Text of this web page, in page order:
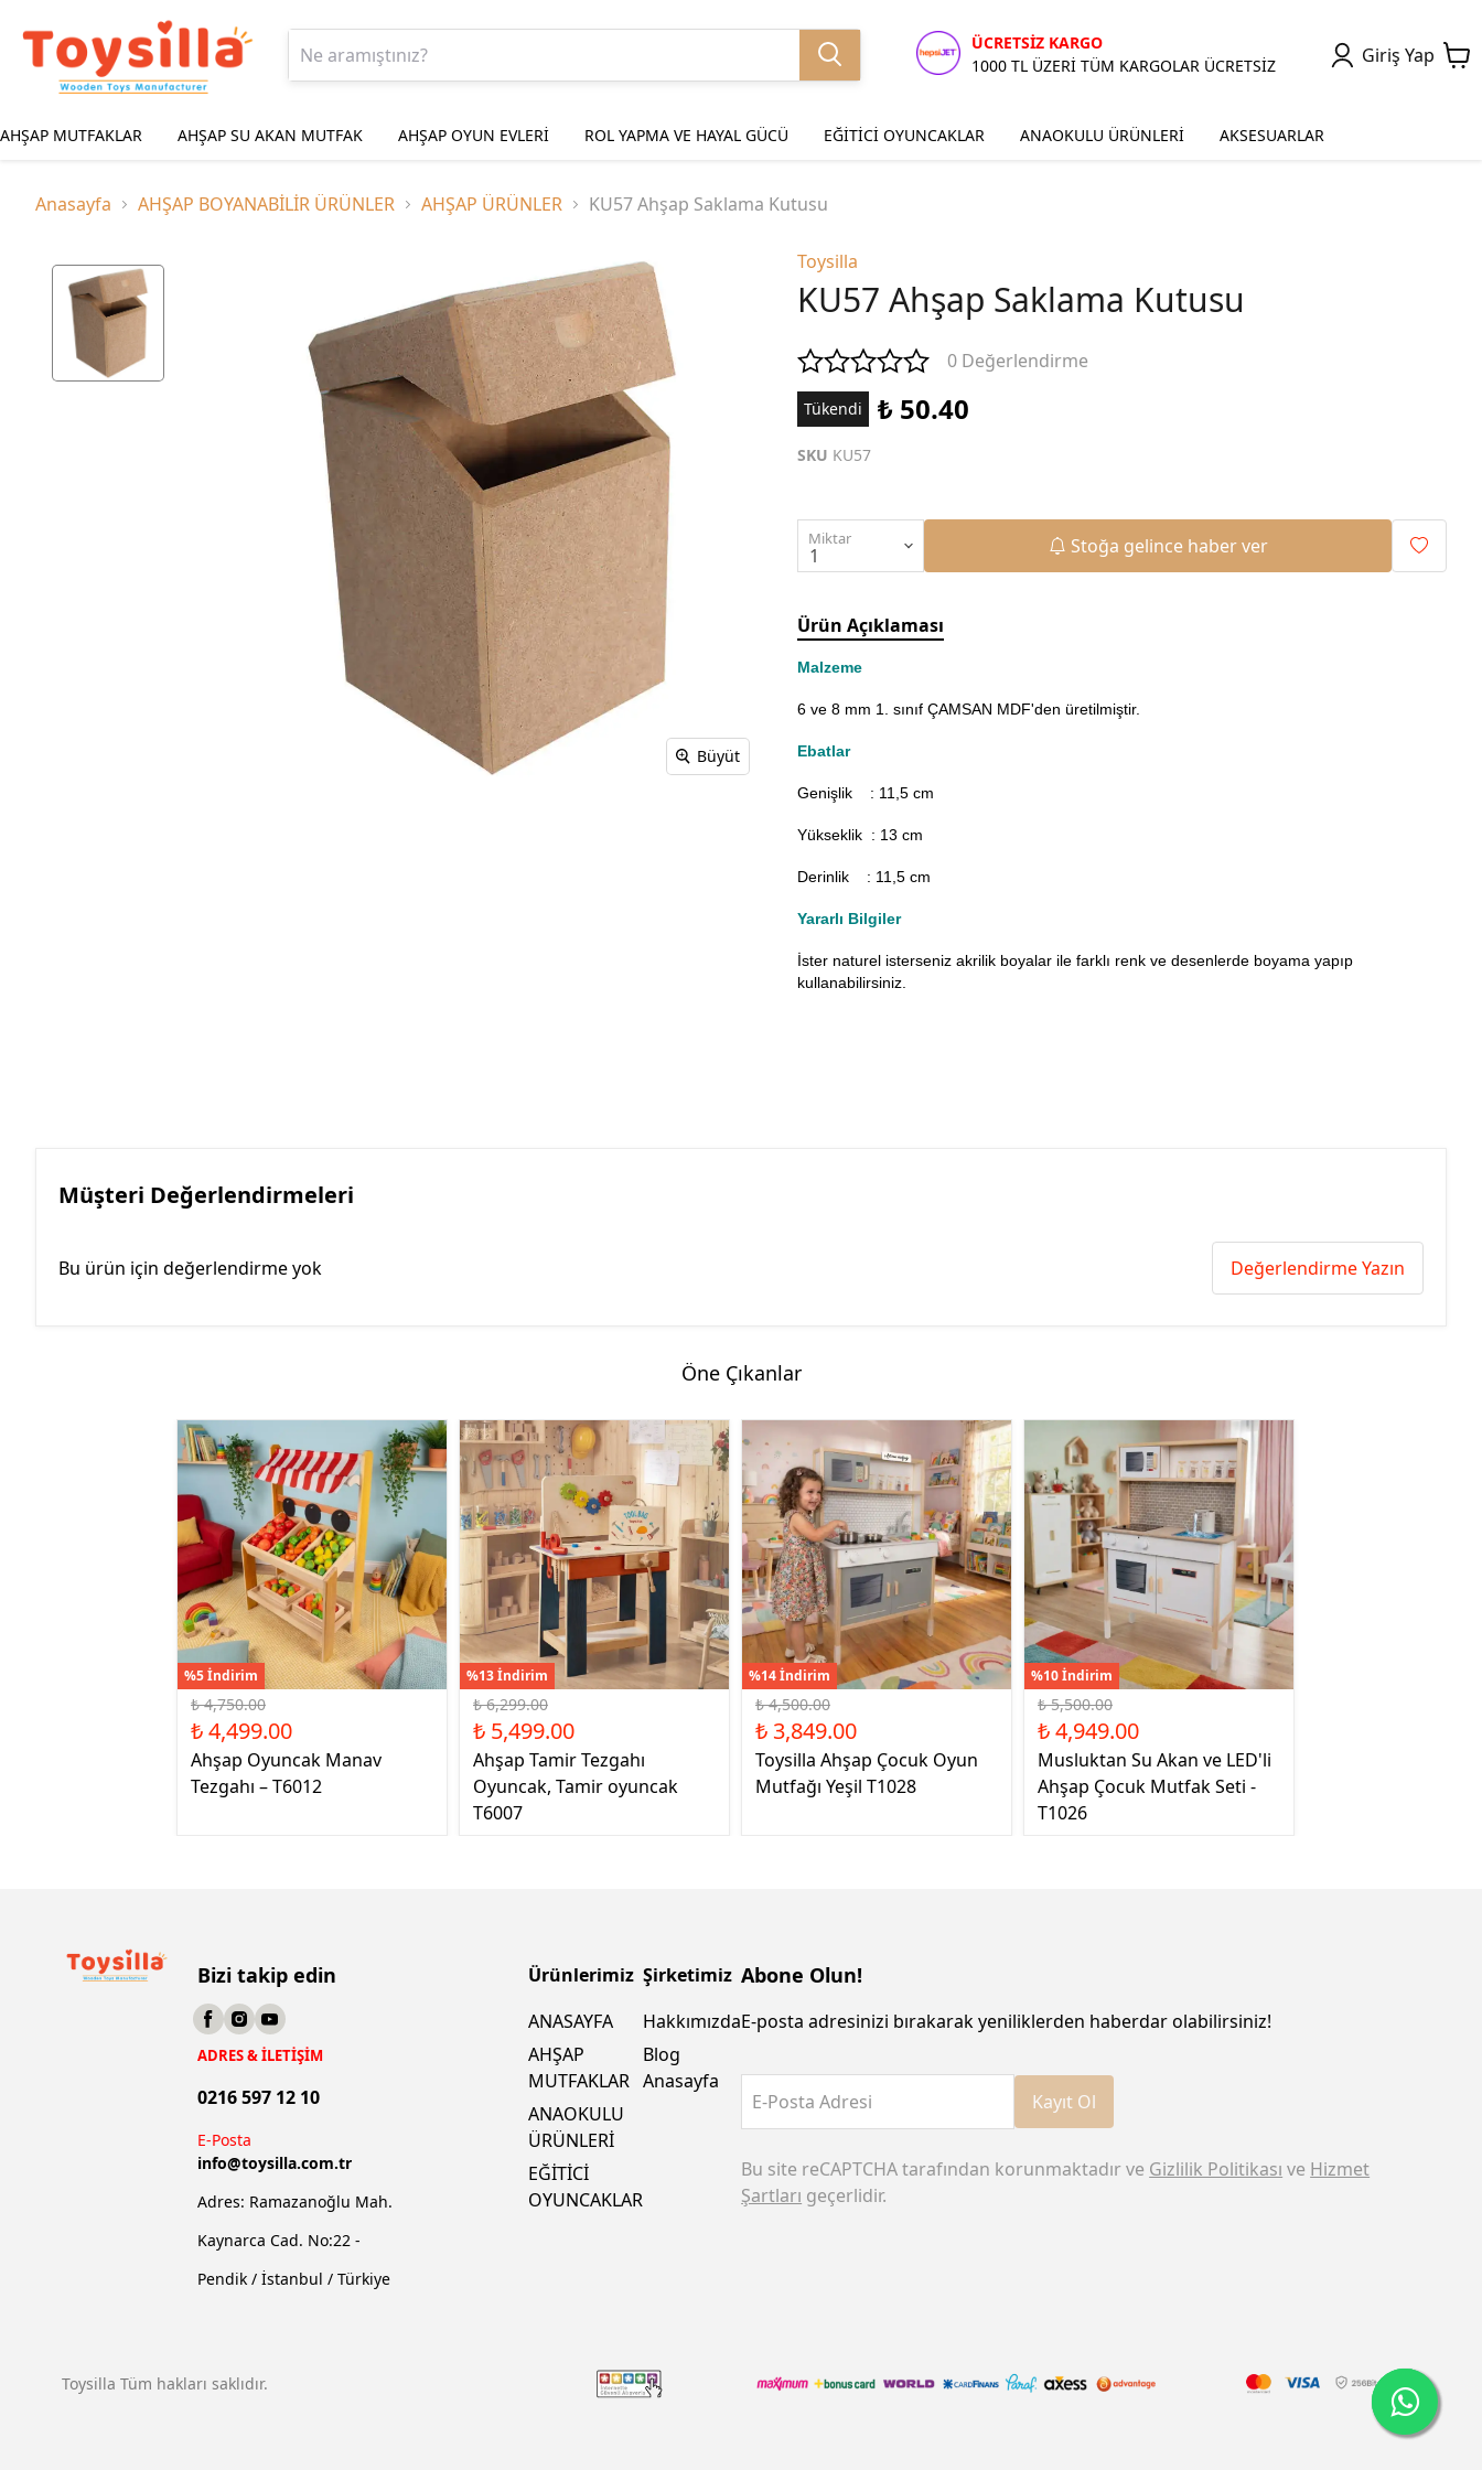
ÜCRETSİZ KARGO
1000 TL ÜZERİ TÜM KARGOLAR ÜCRETSİZ
Giriş Yap
AHŞAP MUTFAKLAR AHŞAP SU AKAN MUTFAK AHŞAP OYUN EVLERİ ROL YAPMA VE HAYAL GÜCÜ EĞİTİCİ OYUNCAKLAR ANAOKULU ÜRÜNLERİ AKSESUARLAR
Anasayfa AHŞAP BOYANABİLİR ÜRÜNLER AHŞAP ÜRÜNLER KU57 Ahşap Saklama Kutusu
Büyüt
Toysilla
KU57 Ahşap Saklama Kutusu
0 Değerlendirme
Tükendi ₺ 50.40
SKU KU57
Miktar Stoğa gelince haber ver
Ürün Açıklaması
Malzeme
6 ve 8 mm 1. sınıf ÇAMSAN MDF'den üretilmiştir.
Ebatlar
Genişlik : 11,5cm
Yükseklik : 13 cm
Derinlik : 11,5 cm
Yararlı Bilgiler
İster naturel isterseniz akrilik boyalar ile farklı renk ve desenlerde boyama yapıp
kullanabilirsiniz.
Müşteri Değerlendirmeleri
Bu ürün için değerlendirme yok Değerlendirme Yazın
Öne Çıkanlar
%5 İndirim
₺ 4,750.00
₺ 4,499.00
Ahşap Oyuncak Manav
Tezgahı – T6012
%13 İndirim
₺ 6,299.00
₺ 5,499.00
Ahşap Tamir Tezgahı
Oyuncak, Tamir oyuncak
T6007
%14 İndirim
₺ 4,500.00
₺ 3,849.00
Toysilla Ahşap Çocuk Oyun
Mutfağı Yeşil T1028
%10 İndirim
₺ 5,500.00
₺ 4,949.00
Musluktan Su Akan ve LED'li
Ahşap Çocuk Mutfak Seti -
T1026
Bizi takip edin
ADRES & İLETİŞİM
0216 597 12 10
E-Posta
info@toysilla.com.tr
Adres: Ramazanoğlu Mah.
Kaynarca Cad. No:22 -
Pendik / İstanbul / Türkiye
Ürünlerimiz
ANASAYFA
AHŞAP
MUTFAKLAR
ANAOKULU
ÜRÜNLERİ
EĞİTİCİ
OYUNCAKLAR
Şirketimiz
Hakkımızda
Blog
Anasayfa
Abone Olun!
E-posta adresinizi bırakarak yeniliklerden haberdar olabilirsiniz!
E-Posta Adresi Kayıt Ol
Bu site reCAPTCHA tarafından korunmaktadır ve Gizlilik Politikası ve Hizmet
Şartları geçerlidir.
Toysilla Tüm hakları saklıdır.